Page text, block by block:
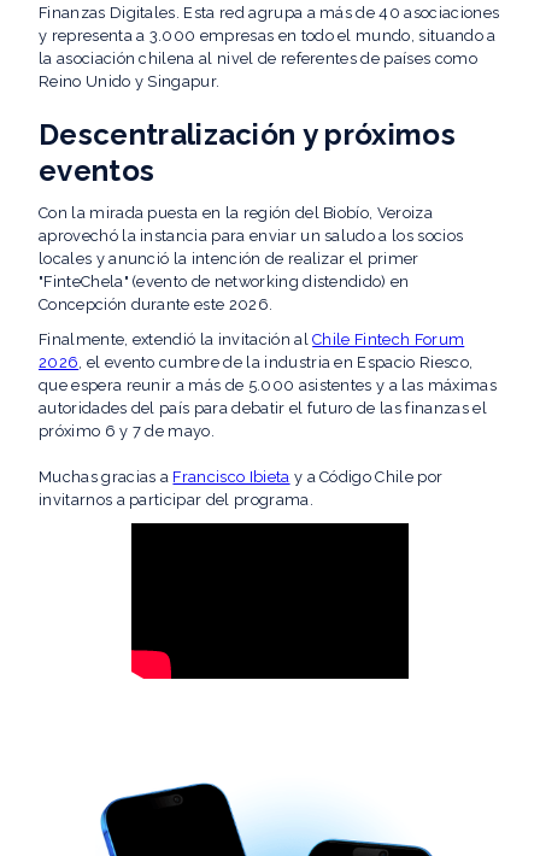
Finanzas Digitales. Esta red agrupa a más de 40 asociaciones
y representa a 3.000 empresas en todo el mundo, situando a
la asociación chilena al nivel de referentes de países como
Reino Unido y Singapur.
Descentralización y próximos
eventos
Con la mirada puesta en la región del Biobío, Veroiza
aprovechó la instancia para enviar un saludo a los socios
locales y anunció la intención de realizar el primer
"FinteChela" (evento de networking distendido) en
Concepción durante este 2026.
Finalmente, extendió la invitación alChile Fintech Forum
2026 , el evento cumbre de la industria en Espacio Riesco,
que espera reunir a más de 5.000 asistentes y a las máximas
autoridades del país para debatir el futuro de las finanzas el
próximo 6 y 7 de mayo.
Muchas gracias a Francisco Ibieta y a Código Chile por
invitarnos a participar del programa.